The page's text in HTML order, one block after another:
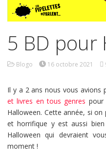
5 BD pour
Blogo 16 octobre 2021
Il y a 2 ans nous vous avions
et livres en tous genres pour
Halloween. Cette année, si
et horrifique y est aussi
Halloween qui devraient
moment !